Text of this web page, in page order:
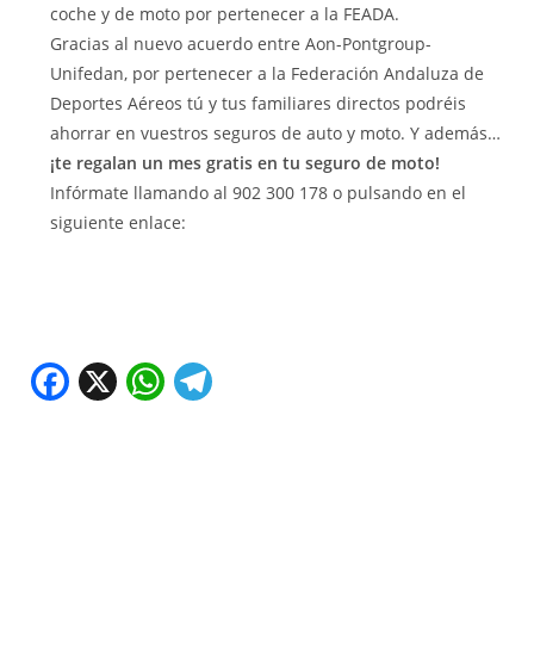
coche y de moto por pertenecer a la FEADA.
Gracias al nuevo acuerdo entre Aon-Pontgroup-
Unifedan, por pertenecer a la Federación Andaluza de
Deportes Aéreos tú y tus familiares directos podréis
ahorrar en vuestros seguros de auto y moto. Y además…
¡te regalan un mes gratis en tu seguro de moto!
Infórmate llamando al 902 300 178 o pulsando en el
siguiente enlace:
F X W